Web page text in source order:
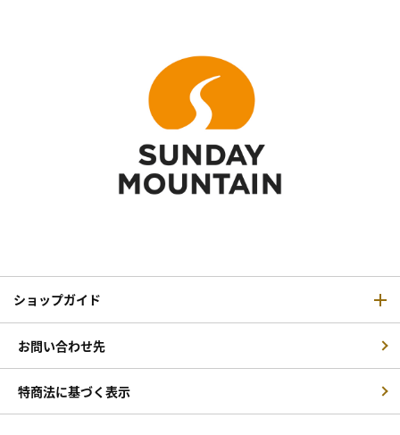
ショップガイド
お問い合わせ先
特商法に基づく表示